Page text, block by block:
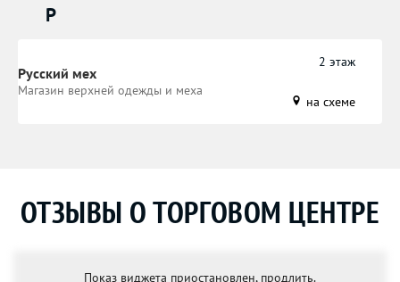
Р
Русский мех
Магазин верхней одежды и меха
2 этаж
на схеме
ОТЗЫВЫ О ТОРГОВОМ ЦЕНТРЕ
Показ виджета приостановлен, продлить.